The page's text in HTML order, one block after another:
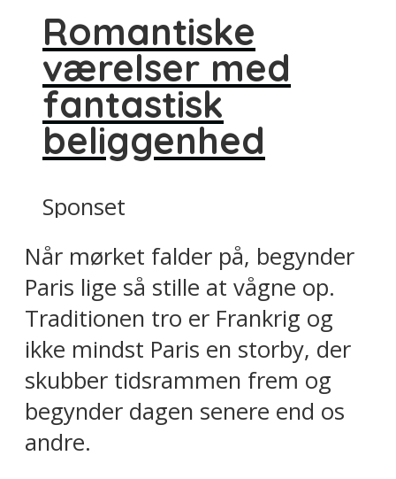
Romantiske
værelser med
fantastisk
beliggenhed
Sponset
Når mørket falder på, begynder
Paris lige så stille at vågne op.
Traditionen tro er Frankrig og
ikke mindst Paris en storby, der
skubber tidsrammen frem og
begynder dagen senere end os
andre.